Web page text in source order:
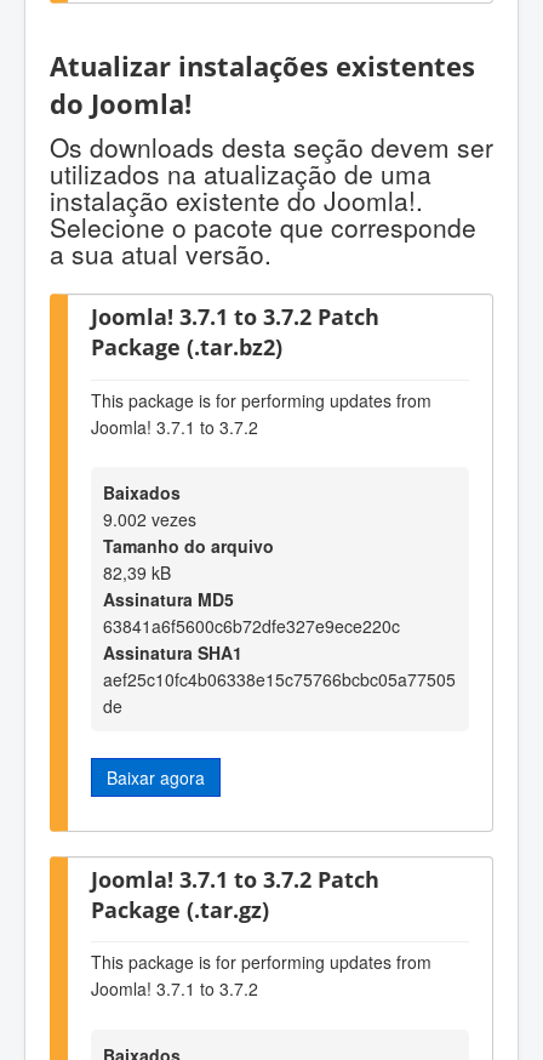
Atualizar instalações existentes
do Joomla!
Os downloads desta seção devem ser
utilizados na atualização de uma
instalação existente do Joomla!.
Selecione o pacote que corresponde
a sua atual versão.
Joomla! 3.7.1 to 3.7.2 Patch
Package (.tar.bz2)
This package is for performing updates from
Joomla! 3.7.1 to 3.7.2
Baixados
9.002 vezes
Tamanho do arquivo
82,39 kB
Assinatura MD5
63841a6f5600c6b72dfe327e9ece220c
Assinatura SHA1
aef25c10fc4b06338e15c75766bcbc05a77505
de
Baixar agora
Joomla! 3.7.1 to 3.7.2 Patch
Package (.tar.gz)
This package is for performing updates from
Joomla! 3.7.1 to 3.7.2
Baixados